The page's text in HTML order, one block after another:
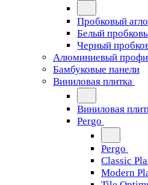
Пробковый
Белый
Черный
Алюминиевый
Бамбуковые панели
Виниловая плитка
Виниловая
Pergo
Pergo
Classic
Modern